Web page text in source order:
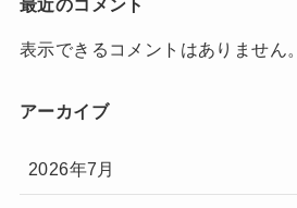
最近のコメント
表示できるコメントはありません。
アーカイブ
2026年7月